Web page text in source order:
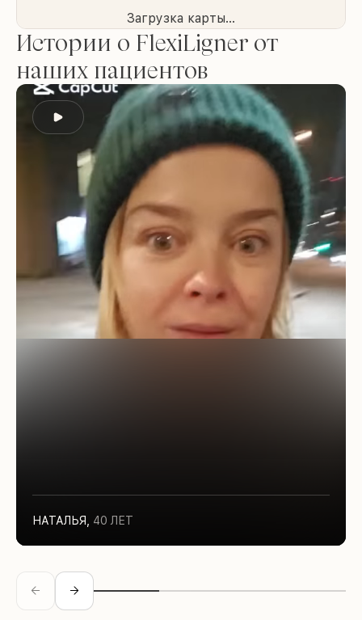
Загрузка карты...
Истории о FlexiLigner от
наших пациентов
НАТАЛЬЯ, 40 ЛЕТ